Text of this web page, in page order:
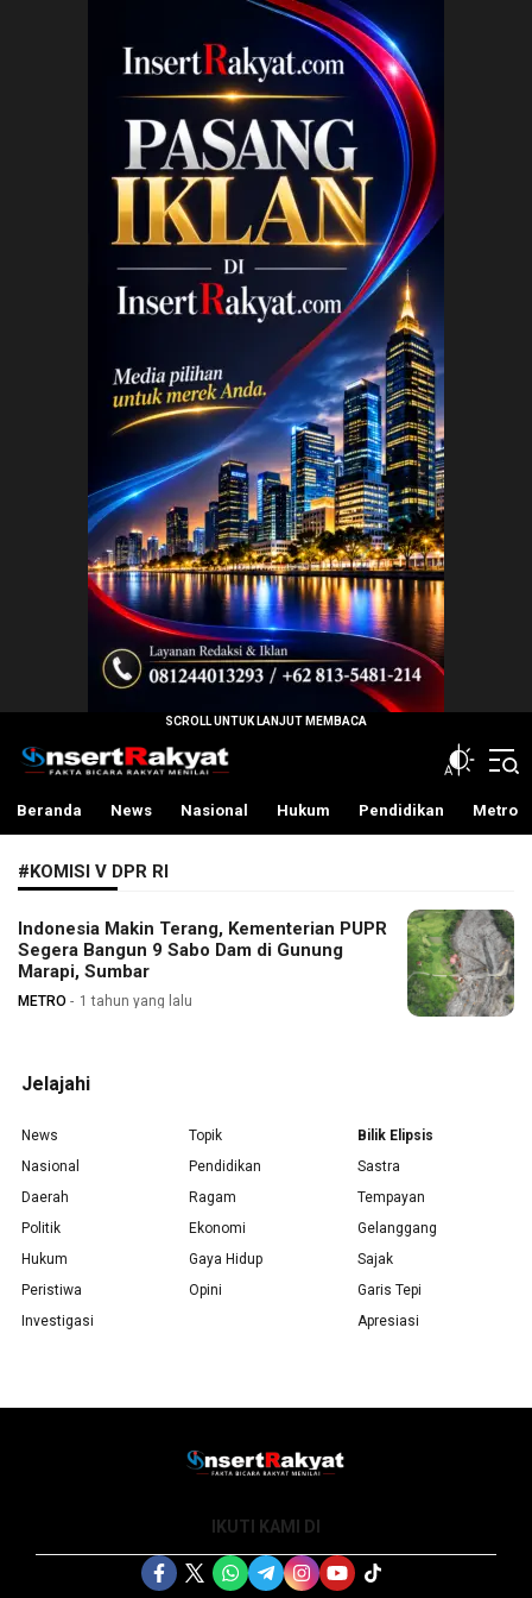
InsertRakyat.com
Fakta Bicara Rakyat Menilai
Beranda News Nasional Hukum Pendidikan Metro
#KOMISI V DPR RI
Indonesia Makin Terang, Kementerian PUPR
Segera Bangun 9 Sabo Dam di Gunung
Marapi, Sumbar
METRO 1 tahun yang lalu
Jelajahi
News
Nasional
Daerah
Politik
Hukum
Peristiwa
Investigasi
Topik
Pendidikan
Ragam
Ekonomi
Gaya Hidup
Opini
Bilik Elipsis
Sastra
Tempayan
Gelanggang
Sajak
Garis Tepi
Apresiasi
IKUTI KAMI DI